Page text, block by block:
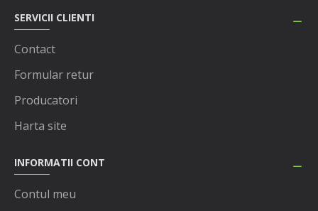
SERVICII CLIENTI
Contact
Formular retur
Producatori
Harta site
INFORMATII CONT
Contul meu